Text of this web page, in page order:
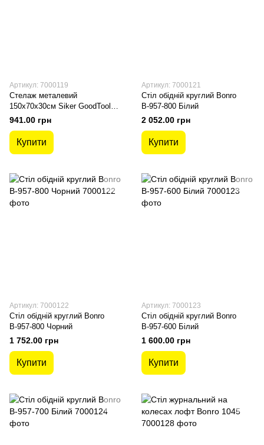
Артикул: 7000119
Стелаж металевий
150х70х30см Siker GoodTool
G7030
941.00 грн
Купити
Артикул: 7000121
Стіл обідній круглий Bonro
В-957-800 Білий
2 052.00 грн
Купити
Артикул: 7000122
Стіл обідній круглий Bonro
В-957-800 Чорний
1 752.00 грн
Купити
Артикул: 7000123
Стіл обідній круглий Bonro
В-957-600 Білий
1 600.00 грн
Купити